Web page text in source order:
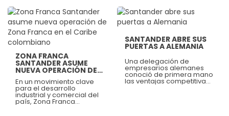
transformación digital, las
exigencias de
sostenibilidad y la
volatilidad de los
mercados están
redefiniendo la forma en
que las empresas
mueven mercancías
alrededor del mundo. En
este nuevo escenario, la
logística deja de ser solo
un eslabón operativo
para convertirse en un
factor estratégico de
competitividad.
Magazine, publicación
especializada del grupo
Financial Times que
zonas francas del mundo.
Ver más
ZONA FRANCA
SANTANDER ASUME
NUEVA OPERACIÓN DE
ZONA FRANCA EN EL
CARIBE COLOMBIANO
En un movimiento clave
para el desarrollo
industrial y comercial del
país, Zona Franca
Santander S.A. BIC ha sido
Ver más
SANTANDER ABRE SUS
PUERTAS A ALEMANIA
Una delegación de
empresarios alemanes
conoció de primera mano
las ventajas competitivas
y el potencial empresarial